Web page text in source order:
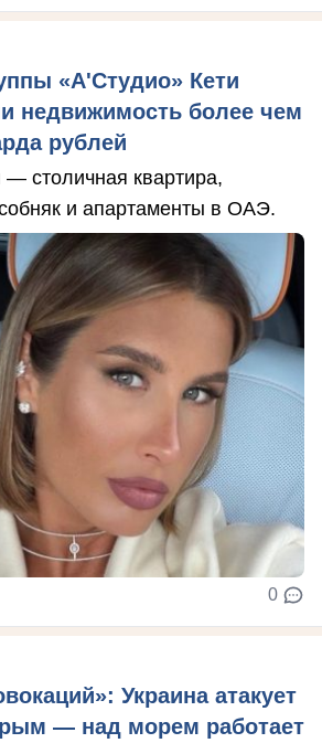
«А'Студио» Кети
недвижимость более чем
рублей
столичная квартира,
и апартаменты в ОАЭ.
0
Украина атакует
— над морем работает